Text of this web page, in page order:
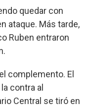
quedar con
ataque. Más tarde,
Ruben entraron
complemento. El
contra al
Central se tiró en